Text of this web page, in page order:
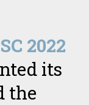
2022
its
the